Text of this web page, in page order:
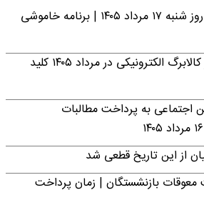
جدول قطعی برق کرمان روز شنبه ۱۷ مرداد ۱۴۰۵ | برنامه خاموشی
خبر فوری؛ افزایش اعتبار کالابرگ الکترونیکی در مرداد ۱۴۰۵ کلید
اجتماعی به پرداخت مطالبات
از این تاریخ قطعی شد
بازنشستگان | زمان پرداخت